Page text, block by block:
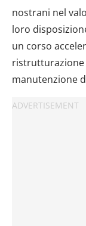
nostrani nel
loro
un corso
ristrutturazione
manutenzione